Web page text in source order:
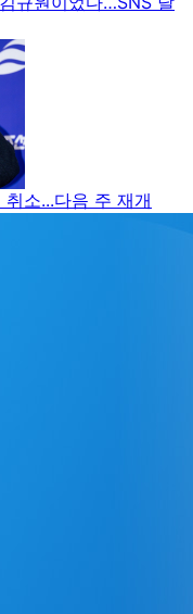
소...다음 주 재개